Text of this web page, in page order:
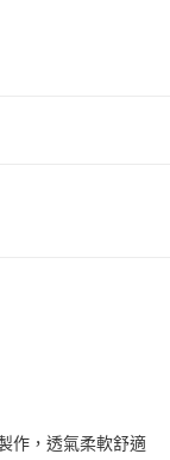
彰化商業銀行
作，透氣柔軟舒適